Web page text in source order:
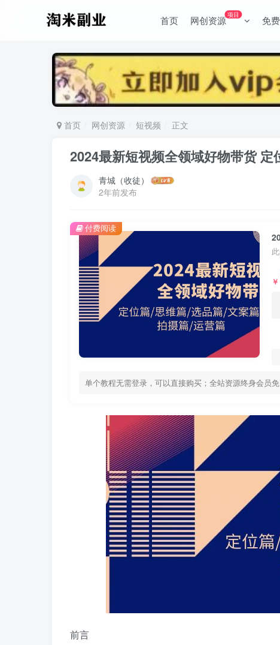
首页 网创资源项目 免
首页 网创资源 短视频 正文
2024最新短视频全领域好物带货
青城（收徒）
2年前发布
￥
单个教程无需登录，可以直接购买；全站资源终身会员免
付费阅读
前言